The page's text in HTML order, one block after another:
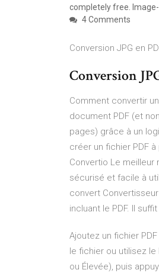
completely free.
4 Comments
Conversion JPG en
Conversion
Comment convertir
document PDF (et
pages) grâce à un
créer un fichier PDF
Convertio Le meilleur
sécurisé et facile à
convert
incluant le PDF. Il
Ajoutez un fichier
le fichier ou utilisez le
ou Élevée), puis